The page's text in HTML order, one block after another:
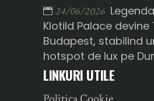
24/06/2026
Klotild Palace devine
Budapest, stabilind
hotspot de lux pe
LINKURI UTILE